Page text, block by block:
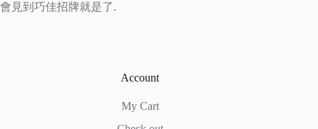
會見到巧佳招牌就是了.
Account
My Cart